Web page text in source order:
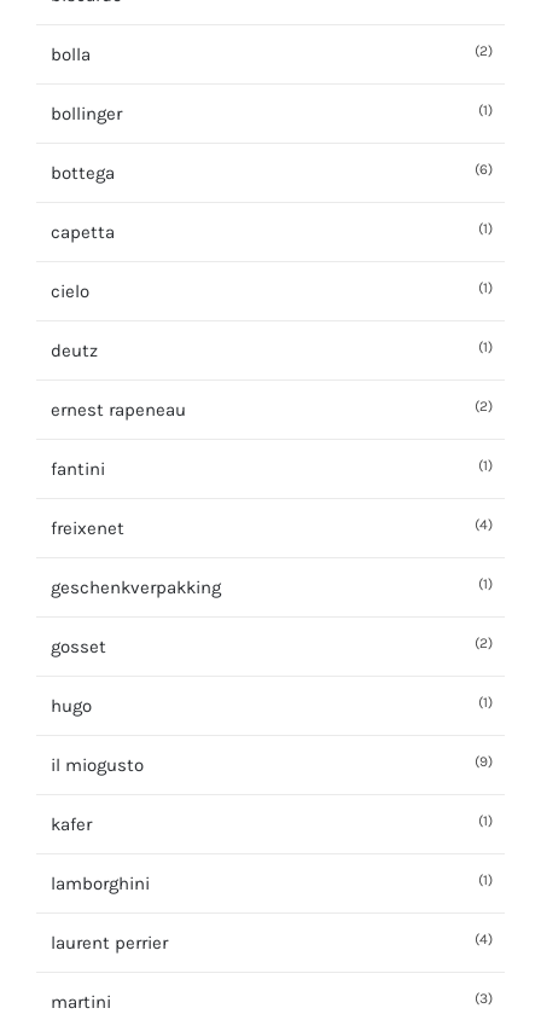
bolla (2)
bollinger (1)
bottega (6)
capetta (1)
cielo (1)
deutz (1)
ernest rapeneau (2)
fantini (1)
freixenet (4)
geschenkverpakking (1)
gosset (2)
hugo (1)
il miogusto (9)
kafer (1)
lamborghini (1)
laurent perrier (4)
martini (3)